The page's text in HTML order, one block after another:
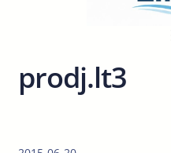
prodj.lt3